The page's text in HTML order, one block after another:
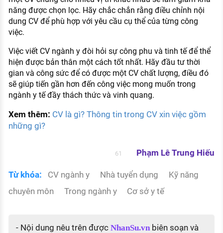
năng được chọn lọc. Hãy chắc chắn rằng điều chỉnh nội
dung CV để phù hợp với yêu cầu cụ thể của từng công
việc.
Việc viết CV ngành y đòi hỏi sự công phu và tinh tế để thể
hiện được bản thân một cách tốt nhất. Hãy đầu tư thời
gian và công sức để có được một CV chất lượng, điều đó
sẽ giúp tiến gần hơn đến công việc mong muốn trong
ngành y tế đầy thách thức và vinh quang.
Xem thêm: CV là gì? Thông tin trong CV xin việc gồm
những gì?
61 Phạm Lê Trung Hiếu
Từ khóa: CV ngành y Nhà tuyển dụng
Kỹ năng
chuyên môn
Trong ngành y Cơ sở y tế
- Nội dung nêu trên được NhanSu.vnbiên soạn và